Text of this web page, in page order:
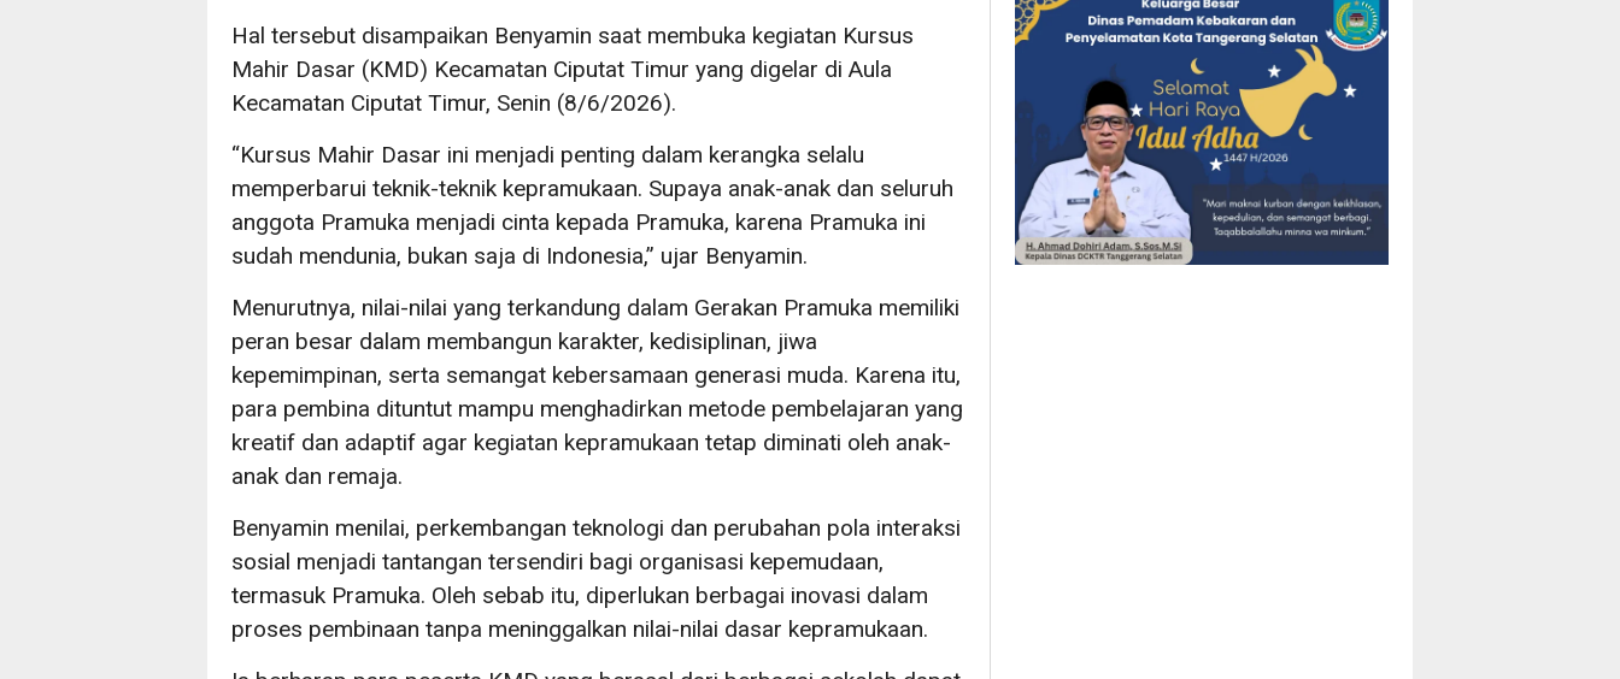
Hal tersebut disampaikan Benyamin saat membuka kegiatan Kursus
Mahir Dasar (KMD) Kecamatan Ciputat Timur yang digelar di Aula
Kecamatan Ciputat Timur, Senin (8/6/2026).
“Kursus Mahir Dasar ini menjadi penting dalam kerangka selalu
memperbarui teknik-teknik kepramukaan. Supaya anak-anak dan seluruh
anggota Pramuka menjadi cinta kepada Pramuka, karena Pramuka ini
sudah mendunia, bukan saja di Indonesia,” ujar Benyamin.
Menurutnya, nilai-nilai yang terkandung dalam Gerakan Pramuka memiliki
peran besar dalam membangun karakter, kedisiplinan, jiwa
kepemimpinan, serta semangat kebersamaan generasi muda. Karena itu,
para pembina dituntut mampu menghadirkan metode pembelajaran yang
kreatif dan adaptif agar kegiatan kepramukaan tetap diminati oleh anak-
anak dan remaja.
Benyamin menilai, perkembangan teknologi dan perubahan pola interaksi
sosial menjadi tantangan tersendiri bagi organisasi kepemudaan,
termasuk Pramuka. Oleh sebab itu, diperlukan berbagai inovasi dalam
proses pembinaan tanpa meninggalkan nilai-nilai dasar kepramukaan.